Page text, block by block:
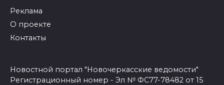
Реклама
О проекте
Контакты
Новостной портал "Новочеркасские ведомости"
Регистрационный номер - Эл № ФС77-78482 от 15